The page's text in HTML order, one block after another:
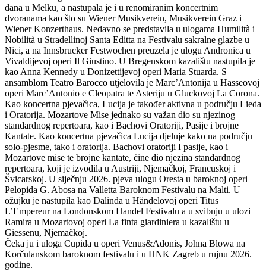
dana u Melku, a nastupala je i u renomiranim koncertnim
dvoranama kao što su Wiener Musikverein, Musikverein Graz i
Wiener Konzerthaus. Nedavno se predstavila u ulogama Humilità i
Nobilità u Stradellinoj Santa Editta na Festivalu sakralne glazbe u
Nici, a na Innsbrucker Festwochen preuzela je ulogu Andronica u
Vivaldijevoj operi Il Giustino. U Bregenskom kazalištu nastupila je
kao Anna Kennedy u Donizettijevoj operi Maria Stuarda. S
ansamblom Teatro Barocco utjelovila je Marc’Antonija u Hasseovoj
operi Marc’Antonio e Cleopatra te Asteriju u Gluckovoj La Corona.
Kao koncertna pjevačica, Lucija je također aktivna u području Lieda
i Oratorija. Mozartove Mise jednako su važan dio su njezinog
standardnog repertoara, kao i Bachovi Oratoriji, Pasije i brojne
Kantate. Kao koncertna pjevačica Lucija djeluje kako na području
solo-pjesme, tako i oratorija. Bachovi oratoriji I pasije, kao i
Mozartove mise te brojne kantate, čine dio njezina standardnog
repertoara, koji je izvodila u Austriji, Njemačkoj, Francuskoj i
Švicarskoj. U siječnju 2026. pjeva ulogu Oresta u baroknoj operi
Pelopida G. Abosa na Valletta Baroknom Festivalu na Malti. U
ožujku je nastupila kao Dalinda u Händelovoj operi Titus
L’Empereur na Londonskom Handel Festivalu a u svibnju u ulozi
Ramira u Mozartovoj operi La finta giardiniera u kazalištu u
Giessenu, Njemačkoj.
Čeka ju i uloga Cupida u operi Venus&Adonis, Johna Blowa na
Korčulanskom baroknom festivalu i u HNK Zagreb u rujnu 2026.
godine.